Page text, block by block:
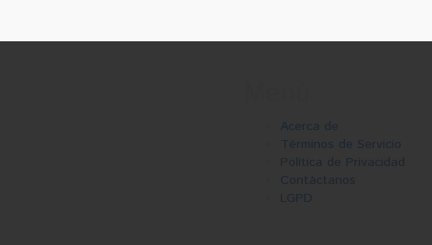
Acerca de
Términos de Servicio
Política de Privacidad
Contáctanos
LGPD